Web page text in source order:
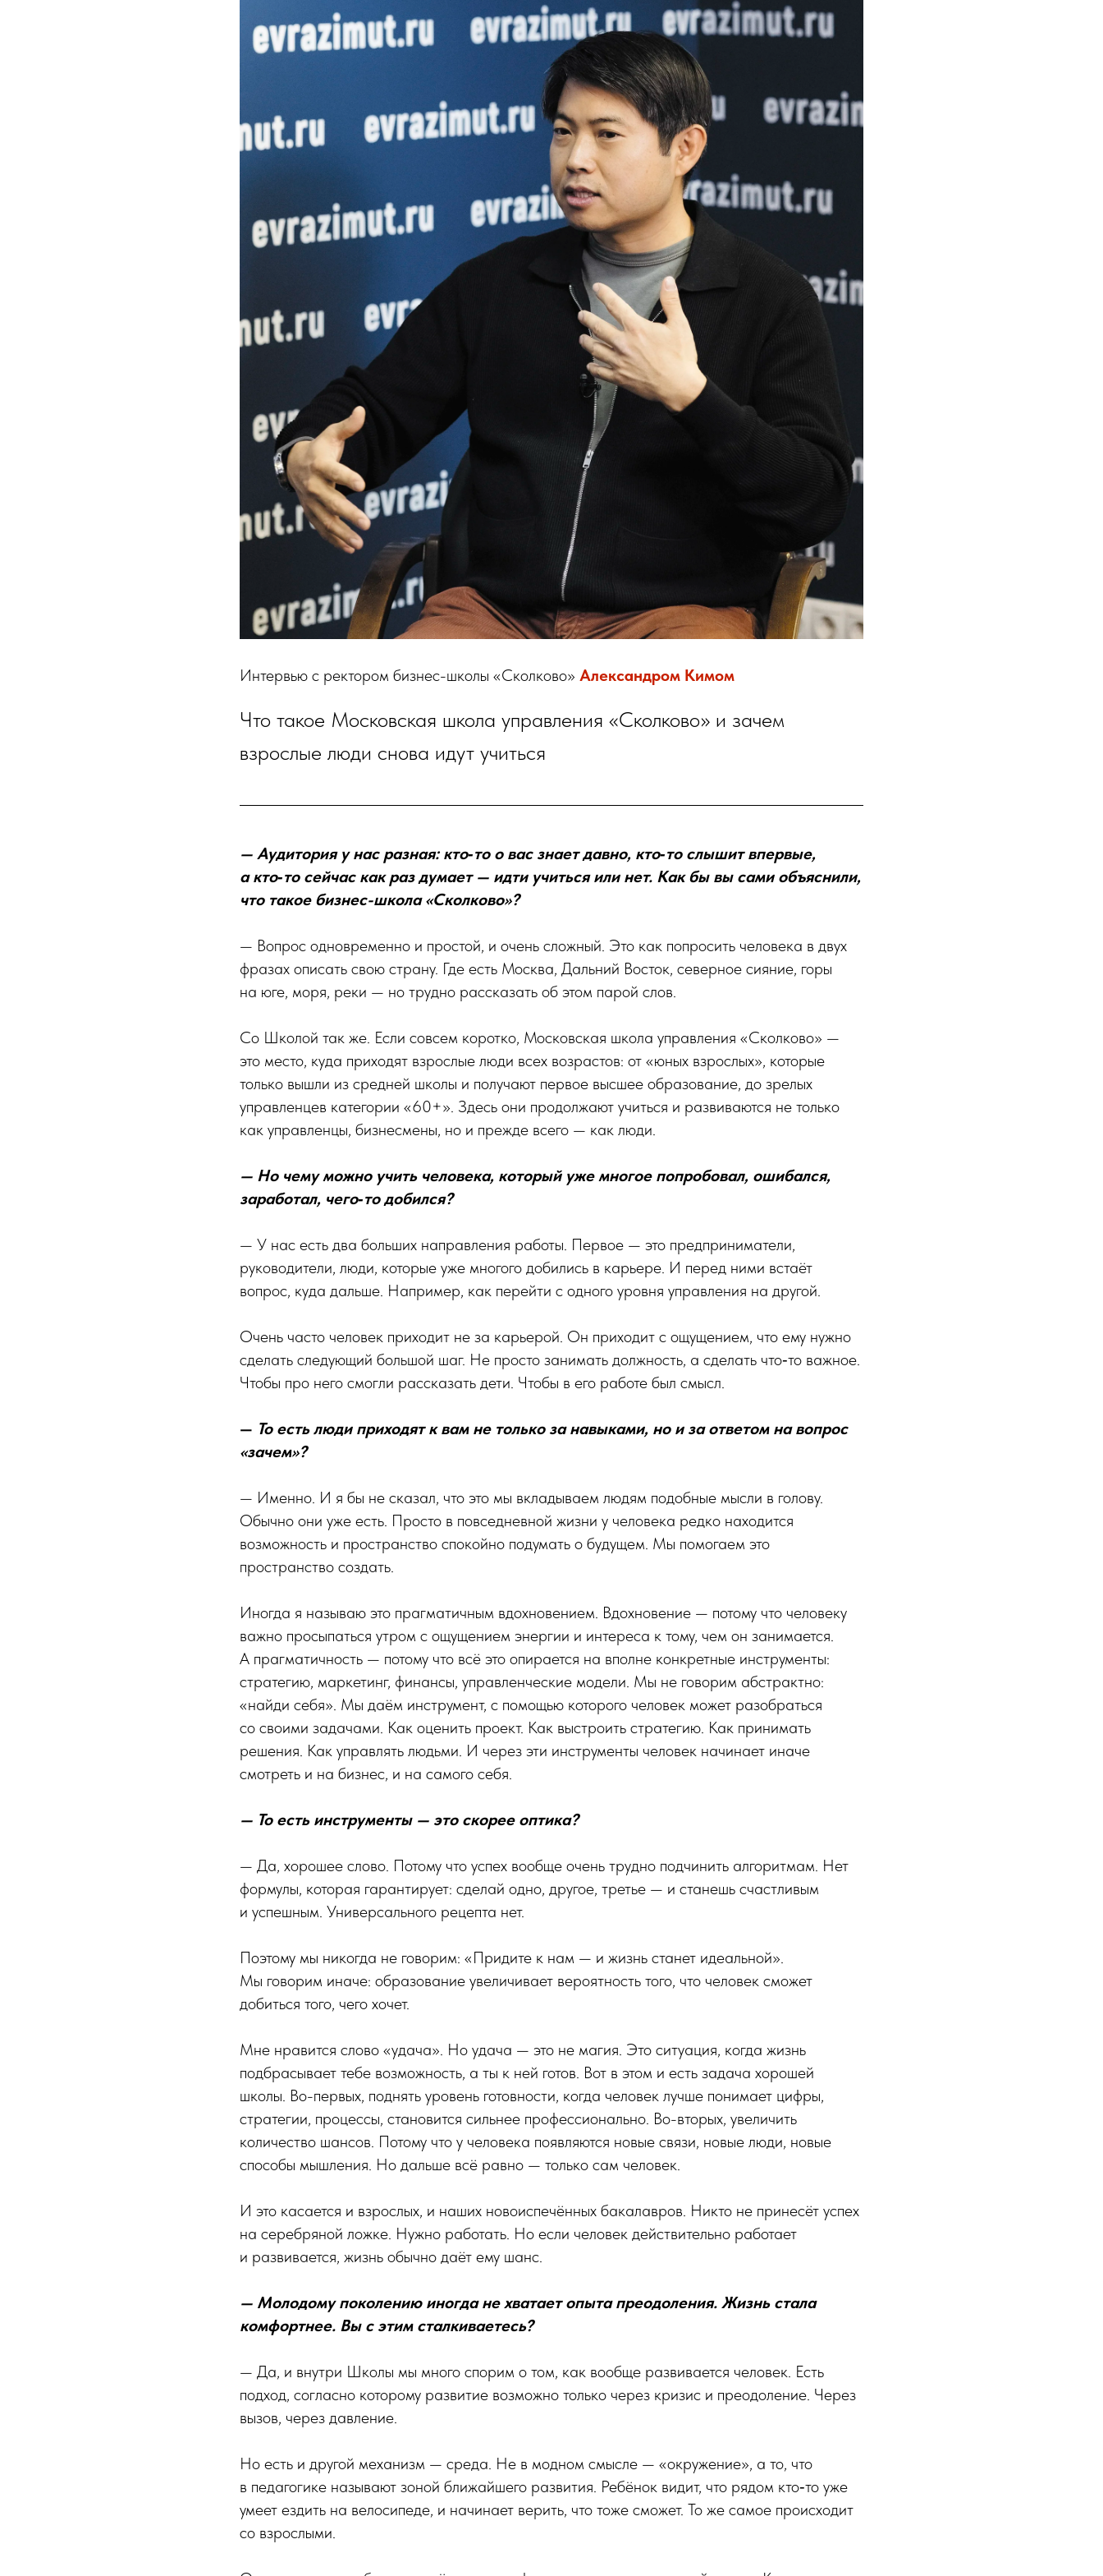
Интервью с ректором бизнес-школы «Сколково» Александром Кимом
Что такое Московская школа управления «Сколково» и зачем
взрослые люди снова идут учиться
— Аудитория у нас разная: кто‑то о вас знает давно, кто‑то слышит впервые,
а кто‑то сейчас как раз думает — идти учиться или нет. Как бы вы сами объяснили,
что такое бизнес-школа «Сколково»?
— Вопрос одновременно и простой, и очень сложный. Это как попросить человека в двух
фразах описать свою страну. Где есть Москва, Дальний Восток, северное сияние, горы
на юге, моря, реки — но трудно рассказать об этом парой слов.
Со Школой так же. Если совсем коротко, Московская школа управления «Сколково» —
это место, куда приходят взрослые люди всех возрастов: от «юных взрослых», которые
только вышли из средней школы и получают первое высшее образование, до зрелых
управленцев категории «60+». Здесь они продолжают учиться и развиваются не только
как управленцы, бизнесмены, но и прежде всего — как люди.
— Но чему можно учить человека, который уже многое попробовал, ошибался,
заработал, чего‑то добился?
— У нас есть два больших направления работы. Первое — это предприниматели,
руководители, люди, которые уже многого добились в карьере. И перед ними встаёт
вопрос, куда дальше. Например, как перейти с одного уровня управления на другой.
Очень часто человек приходит не за карьерой. Он приходит с ощущением, что ему нужно
сделать следующий большой шаг. Не просто занимать должность, а сделать что‑то важное.
Чтобы про него смогли рассказать дети. Чтобы в его работе был смысл.
— То есть люди приходят к вам не только за навыками, но и за ответом на вопрос
«зачем»?
— Именно. И я бы не сказал, что это мы вкладываем людям подобные мысли в голову.
Обычно они уже есть. Просто в повседневной жизни у человека редко находится
возможность и пространство спокойно подумать о будущем. Мы помогаем это
пространство создать.
Иногда я называю это прагматичным вдохновением. Вдохновение — потому что человеку
важно просыпаться утром с ощущением энергии и интереса к тому, чем он занимается.
А прагматичность — потому что всё это опирается на вполне конкретные инструменты:
стратегию, маркетинг, финансы, управленческие модели. Мы не говорим абстрактно:
«найди себя». Мы даём инструмент, с помощью которого человек может разобраться
со своими задачами. Как оценить проект. Как выстроить стратегию. Как принимать
решения. Как управлять людьми. И через эти инструменты человек начинает иначе
смотреть и на бизнес, и на самого себя.
— То есть инструменты — это скорее оптика?
— Да, хорошее слово. Потому что успех вообще очень трудно подчинить алгоритмам. Нет
формулы, которая гарантирует: сделай одно, другое, третье — и станешь счастливым
и успешным. Универсального рецепта нет.
Поэтому мы никогда не говорим: «Придите к нам — и жизнь станет идеальной».
Мы говорим иначе: образование увеличивает вероятность того, что человек сможет
добиться того, чего хочет.
Мне нравится слово «удача». Но удача — это не магия. Это ситуация, когда жизнь
подбрасывает тебе возможность, а ты к ней готов. Вот в этом и есть задача хорошей
школы. Во-первых, поднять уровень готовности, когда человек лучше понимает цифры,
стратегии, процессы, становится сильнее профессионально. Во-вторых, увеличить
количество шансов. Потому что у человека появляются новые связи, новые люди, новые
способы мышления. Но дальше всё равно — только сам человек.
И это касается и взрослых, и наших новоиспечённых бакалавров. Никто не принесёт успех
на серебряной ложке. Нужно работать. Но если человек действительно работает
и развивается, жизнь обычно даёт ему шанс.
— Молодому поколению иногда не хватает опыта преодоления. Жизнь стала
комфортнее. Вы с этим сталкиваетесь?
— Да, и внутри Школы мы много спорим о том, как вообще развивается человек. Есть
подход, согласно которому развитие возможно только через кризис и преодоление. Через
вызов, через давление.
Но есть и другой механизм — среда. Не в модном смысле — «окружение», а то, что
в педагогике называют зоной ближайшего развития. Ребёнок видит, что рядом кто‑то уже
умеет ездить на велосипеде, и начинает верить, что тоже сможет. То же самое происходит
со взрослыми.